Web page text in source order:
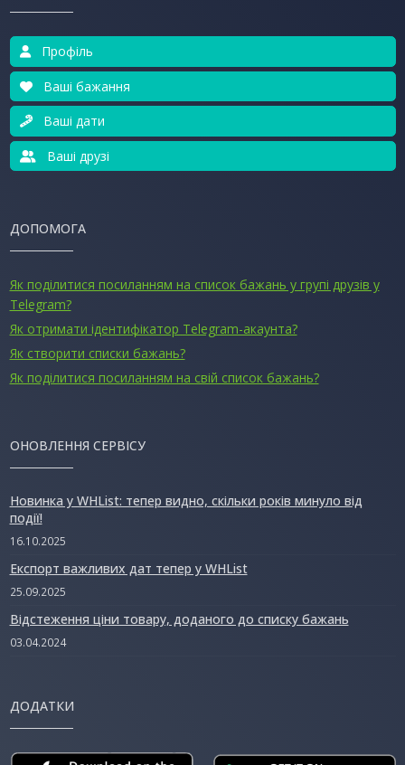
Профіль
Ваші бажання
Ваші дати
Ваші друзі
ДОПОМОГА
Як поділитися посиланням на список бажань у групі друзів у
Telegram?
Як отримати ідентифікатор Telegram-акаунта?
Як створити списки бажань?
Як поділитися посиланням на свій список бажань?
ОНОВЛЕННЯ СЕРВІСУ
Новинка у WHList: тепер видно, скільки років минуло від
події!
16.10.2025
Експорт важливих дат тепер у WHList
25.09.2025
Відстеження ціни товару, доданого до списку бажань
03.04.2024
ДОДАТКИ